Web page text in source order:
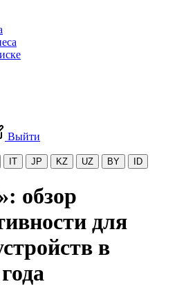
Выйти
IT JP KZ UZ BY ID
обзор
для
в